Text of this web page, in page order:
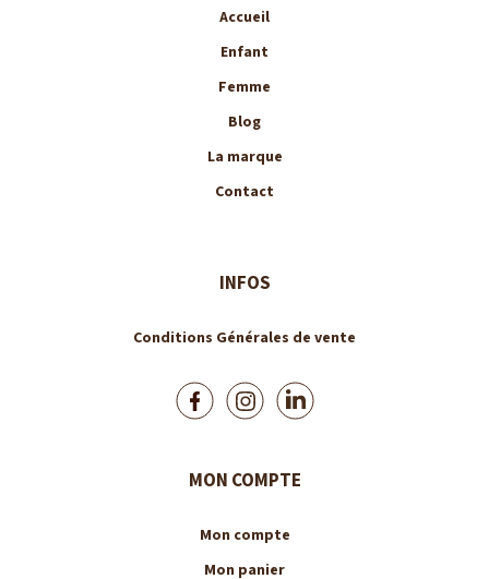
Accueil
Enfant
Femme
Blog
La marque
Contact
INFOS
Conditions Générales de vente
MON COMPTE
Mon compte
Mon panier